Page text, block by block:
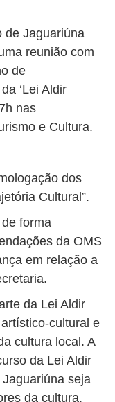
de Jaguariúna
reunião com
de
‘Lei Aldir
nas
e Cultura.
dos
Cultural”.
forma
da OMS
em relação a
da Lei Aldir
cultural e
cultura local. A
da Lei Aldir
seja
da cultura.